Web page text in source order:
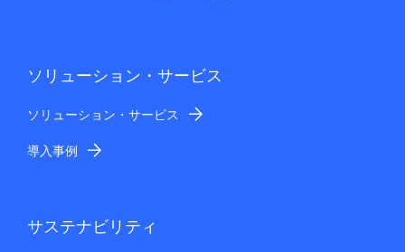
ソリューション・サービス
ソリューション・サービス
導入事例
サステナビリティ